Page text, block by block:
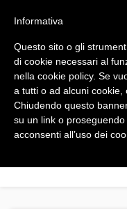
principale
RICERCA AVANZATA
Cerca
formazioni
Trova formazioni vicino
Informativa
Questo sito o gli
di cookie necessari al
nella cookie policy. Se
a tutti o ad alcuni cookie,
Chiudendo questo
su un link o
acconsenti all’uso dei